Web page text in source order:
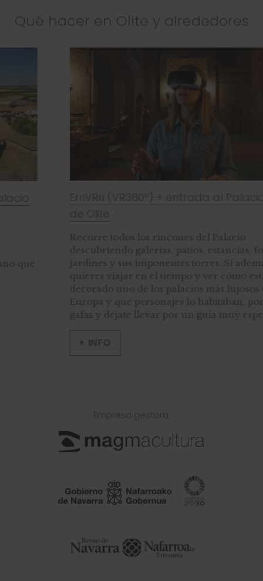
Qué hacer en Olite y alrededores
ErriVRri (VR360º) + entrada al Palacio Real
Recorre todos los rincones del Palacio
descubriendo galerías, patios, estancias, fosos,
jardines y sus imponentes torres. Si además
quieres viajar en el tiempo y ver cómo estaba
decorado uno de los palacios más lujosos de
Europa y qué personajes lo habitaban, ponte las
gafas y déjate llevar por un guía muy especial.
Empresa gestora: